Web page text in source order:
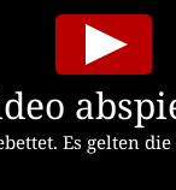
Es gelten die